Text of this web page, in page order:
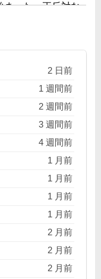
まった、正反対な
っ直ぐな子供。
ていない世界
2 日前
1 週間前
2 週間前
3 週間前
4 週間前
1 月前
1 月前
1 月前
1 月前
2 月前
2 月前
2 月前